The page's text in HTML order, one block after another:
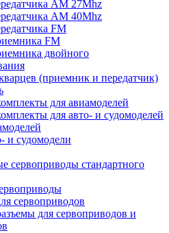
AM 27Mhz
AM 40Mhz
FM
FM
двойного
(приемник и передатчик)
для авиамоделей
для авто- и судомоделей
и судомодели
сервоприводы стандартного
сервоприводов
для сервоприводов и